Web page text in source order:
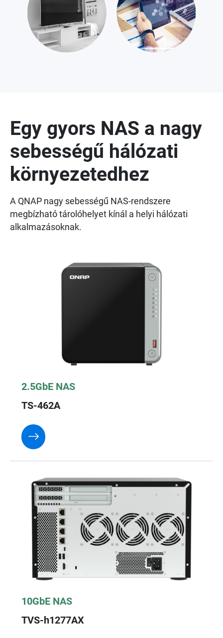
Egy gyors NAS a nagy
sebességű hálózati
környezetedhez
A QNAP nagy sebességű NAS-rendszere
megbízható tárolóhelyet kínál a helyi hálózati
alkalmazásoknak.
2.5GbE NAS
TS-462A
10GbE NAS
TVS-h1277AX